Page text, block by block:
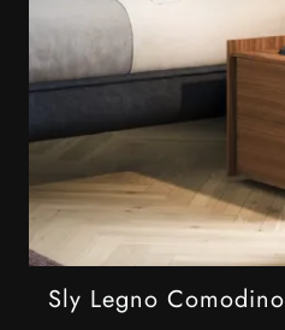
Sly Legno Comodino